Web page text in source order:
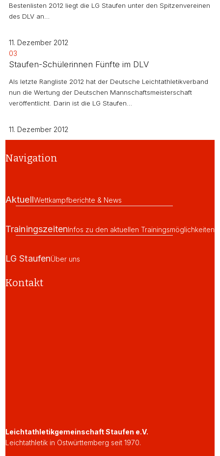
Bestenlisten 2012 liegt die LG Staufen unter den Spitzenvereinen
des DLV an…
11. Dezember 2012
03
Staufen-Schülerinnen Fünfte im DLV
Als letzte Rangliste 2012 hat der Deutsche Leichtathletikverband
nun die Wertung der Deutschen Mannschaftsmeisterschaft
veröffentlicht. Darin ist die LG Staufen…
11. Dezember 2012
Navigation
AktuellWettkampfberichte & News
TrainingszeitenInfos zu den aktuellen Trainingsmöglichkeiten
LG StaufenÜber uns
Kontakt
Leichtathletikgemeinschaft Staufen e.V.
Leichtathletik in Ostwürttemberg seit 1970.